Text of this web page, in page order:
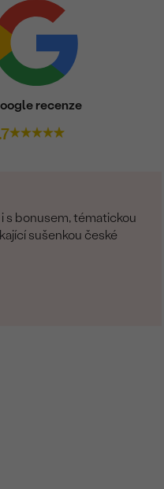
recenze
s bonusem, tématickou
sušenkou české